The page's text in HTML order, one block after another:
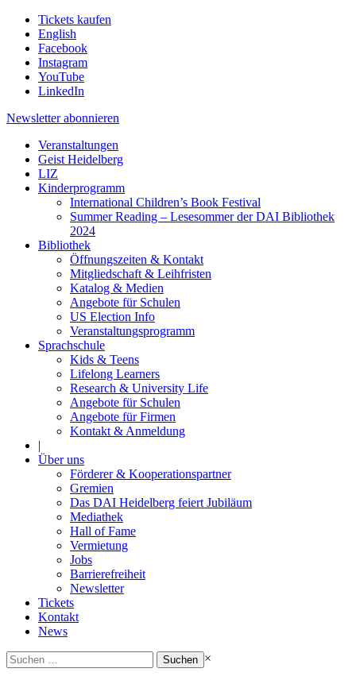
Tickets kaufen
English
Facebook
Instagram
YouTube
LinkedIn
Newsletter abonnieren
Veranstaltungen
Geist Heidelberg
LIZ
Kinderprogramm
International Children’s Book Festival
Summer Reading – Lesesommer der DAI Bibliothek
2024
Bibliothek
Öffnungszeiten & Kontakt
Mitgliedschaft & Leihfristen
Katalog & Medien
Angebote für Schulen
US Election Info
Veranstaltungsprogramm
Sprachschule
Kids & Teens
Lifelong Learners
Research & University Life
Angebote für Schulen
Angebote für Firmen
Kontakt & Anmeldung
|
Über uns
Förderer & Kooperationspartner
Gremien
Das DAI Heidelberg feiert Jubiläum
Mediathek
Hall of Fame
Vermietung
Jobs
Barrierefreiheit
Newsletter
Tickets
Kontakt
News
Suchen
nach:
×